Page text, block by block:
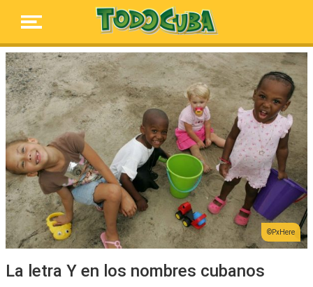
PxHere
La letra Y en los nombres cubanos